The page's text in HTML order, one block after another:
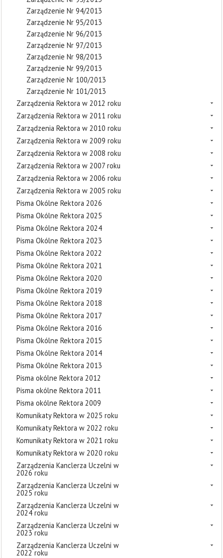
Zarządzenie Nr 94/2013
Zarządzenie Nr 95/2013
Zarządzenie Nr 96/2013
Zarządzenie Nr 97/2013
Zarządzenie Nr 98/2013
Zarządzenie Nr 99/2013
Zarządzenie Nr 100/2013
Zarządzenie Nr 101/2013
Zarządzenia Rektora w 2012 roku
Zarządzenia Rektora w 2011 roku
Zarządzenia Rektora w 2010 roku
Zarządzenia Rektora w 2009 roku
Zarządzenia Rektora w 2008 roku
Zarządzenia Rektora w 2007 roku
Zarządzenia Rektora w 2006 roku
Zarządzenia Rektora w 2005 roku
Pisma Okólne Rektora 2026
Pisma Okólne Rektora 2025
Pisma Okólne Rektora 2024
Pisma Okólne Rektora 2023
Pisma Okólne Rektora 2022
Pisma Okólne Rektora 2021
Pisma Okólne Rektora 2020
Pisma Okólne Rektora 2019
Pisma Okólne Rektora 2018
Pisma Okólne Rektora 2017
Pisma Okólne Rektora 2016
Pisma Okólne Rektora 2015
Pisma Okólne Rektora 2014
Pisma Okólne Rektora 2013
Pisma okólne Rektora 2012
Pisma okólne Rektora 2011
Pisma okólne Rektora 2009
Komunikaty Rektora w 2025 roku
Komunikaty Rektora w 2022 roku
Komunikaty Rektora w 2021 roku
Komunikaty Rektora w 2020 roku
Zarządzenia Kanclerza Uczelni w
2026 roku
Zarządzenia Kanclerza Uczelni w
2025 roku
Zarządzenia Kanclerza Uczelni w
2024 roku
Zarządzenia Kanclerza Uczelni w
2023 roku
Zarządzenia Kanclerza Uczelni w
2022 roku